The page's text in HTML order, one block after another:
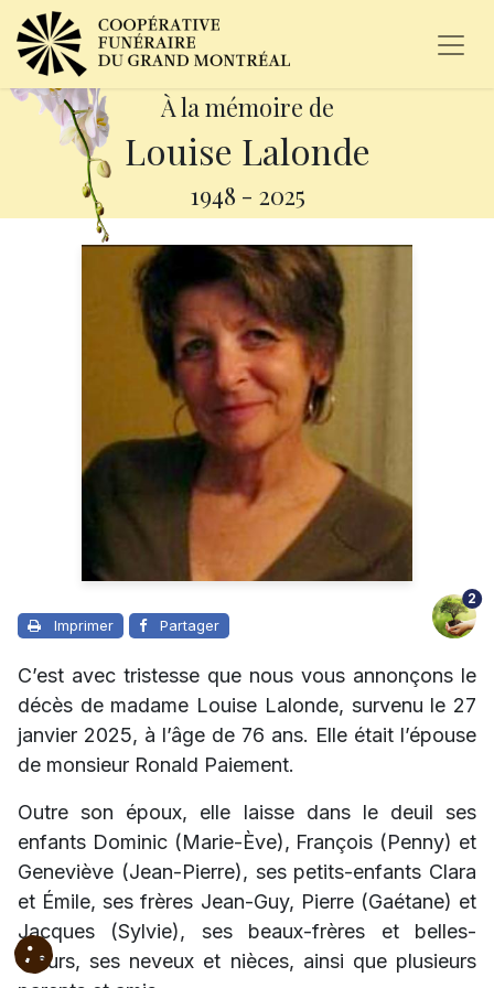
À la mémoire de
Louise Lalonde
1948 - 2025
Imprimer Partager
2
C’est avec tristesse que nous vous annonçons le
décès de madame Louise Lalonde, survenu le 27
janvier 2025, à l’âge de 76 ans. Elle était l’épouse
de monsieur Ronald Paiement.
Outre son époux, elle laisse dans le deuil ses
enfants Dominic (Marie-Ève), François (Penny) et
Geneviève (Jean-Pierre), ses petits-enfants Clara
et Émile, ses frères Jean-Guy, Pierre (Gaétane) et
Jacques (Sylvie), ses beaux-frères et belles-
sœurs, ses neveux et nièces, ainsi que plusieurs